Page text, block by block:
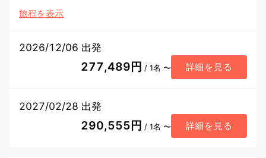
旅程を表示
2026/12/06 出発
277,489円 / 1名 〜 詳細を見る
2027/02/28 出発
290,555円 / 1名 〜 詳細を見る